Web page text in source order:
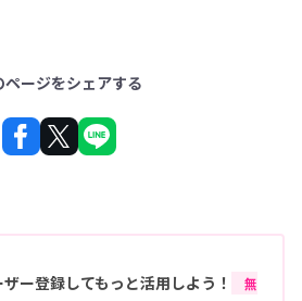
ページをシェアする
ー登録してもっと活用しよう！
無